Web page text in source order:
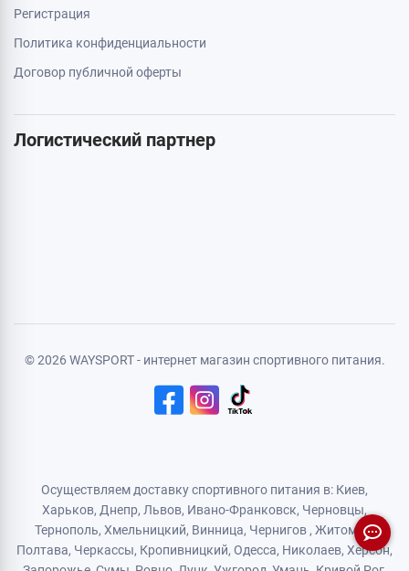
Дополнительно
Акции
Бренды
Карта сайта
Логистический партнер